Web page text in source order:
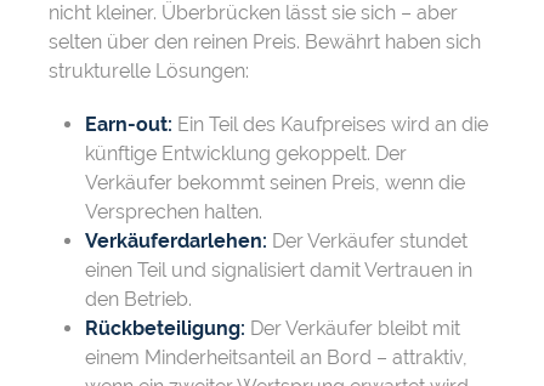
nicht kleiner. Überbrücken lässt sie sich – aber
selten über den reinen Preis. Bewährt haben sich
strukturelle Lösungen:
Earn-out: Ein Teil des Kaufpreises wird an die
künftige Entwicklung gekoppelt. Der
Verkäufer bekommt seinen Preis, wenn die
Versprechen halten.
Verkäuferdarlehen: Der Verkäufer stundet
einen Teil und signalisiert damit Vertrauen in
den Betrieb.
Rückbeteiligung: Der Verkäufer bleibt mit
einem Minderheitsanteil an Bord – attraktiv,